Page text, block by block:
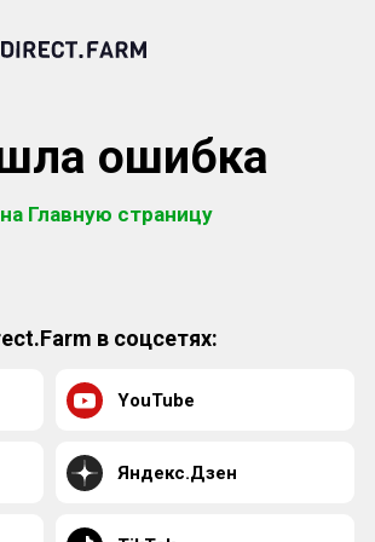
ошибка
Главную страницу
в соцсетях:
YouTube
Яндекс.Дзен